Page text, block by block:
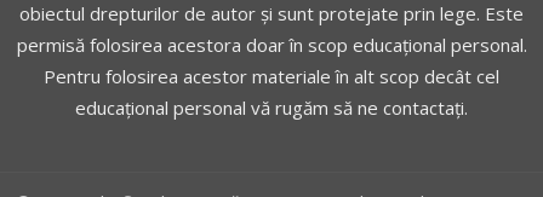
obiectul drepturilor de autor și sunt protejate prin lege. Este
permisă folosirea acestora doar în scop educațional personal.
Pentru folosirea acestor materiale în alt scop decât cel
educațional personal vă rugăm să ne contactați.